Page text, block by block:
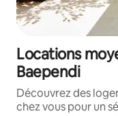
Locations
Baependi
Découvrez des
chez vous pour un